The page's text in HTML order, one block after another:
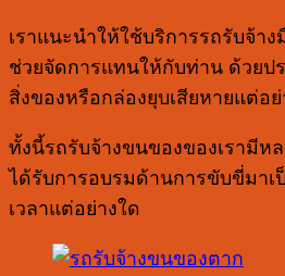
เราแนะนำให้ใช้บริการรถรับจ้า
ช่วยจัดการแทนให้กับท่าน ด้วยป
สิ่งของหรือกล่องยุบเสียหายแต่อย่
ทั้งนี้รถรับจ้างขนของของเรามีห
ได้รับการอบรมด้านการขับขี่มาเ
เวลาแต่อย่างใด